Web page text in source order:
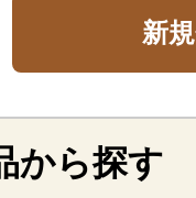
新
から探す